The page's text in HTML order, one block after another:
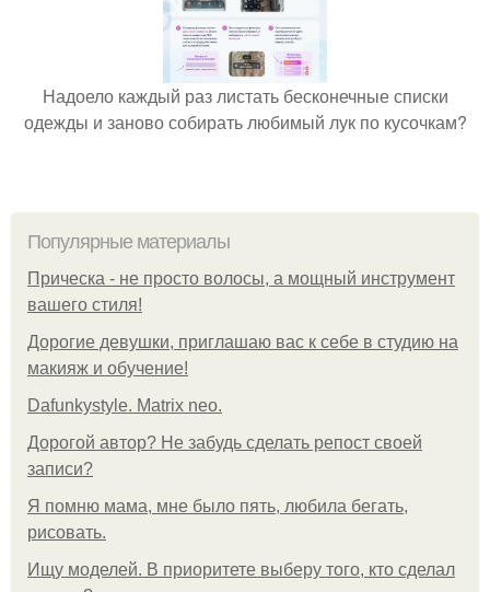
Надоело каждый раз листать бесконечные списки
одежды и заново собирать любимый лук по кусочкам?
Популярные материалы
Прическа - не просто волосы, а мощный инструмент
вашего стиля!
Дорогие девушки, приглашаю вас к себе в студию на
макияж и обучение!
Dafunkystyle. Matrix neo.
Дорогой автор? Не забудь сделать репост своей
записи?
Я помню мама, мне было пять, любила бегать,
рисовать.
Ищу моделей. В приоритете выберу того, кто сделал